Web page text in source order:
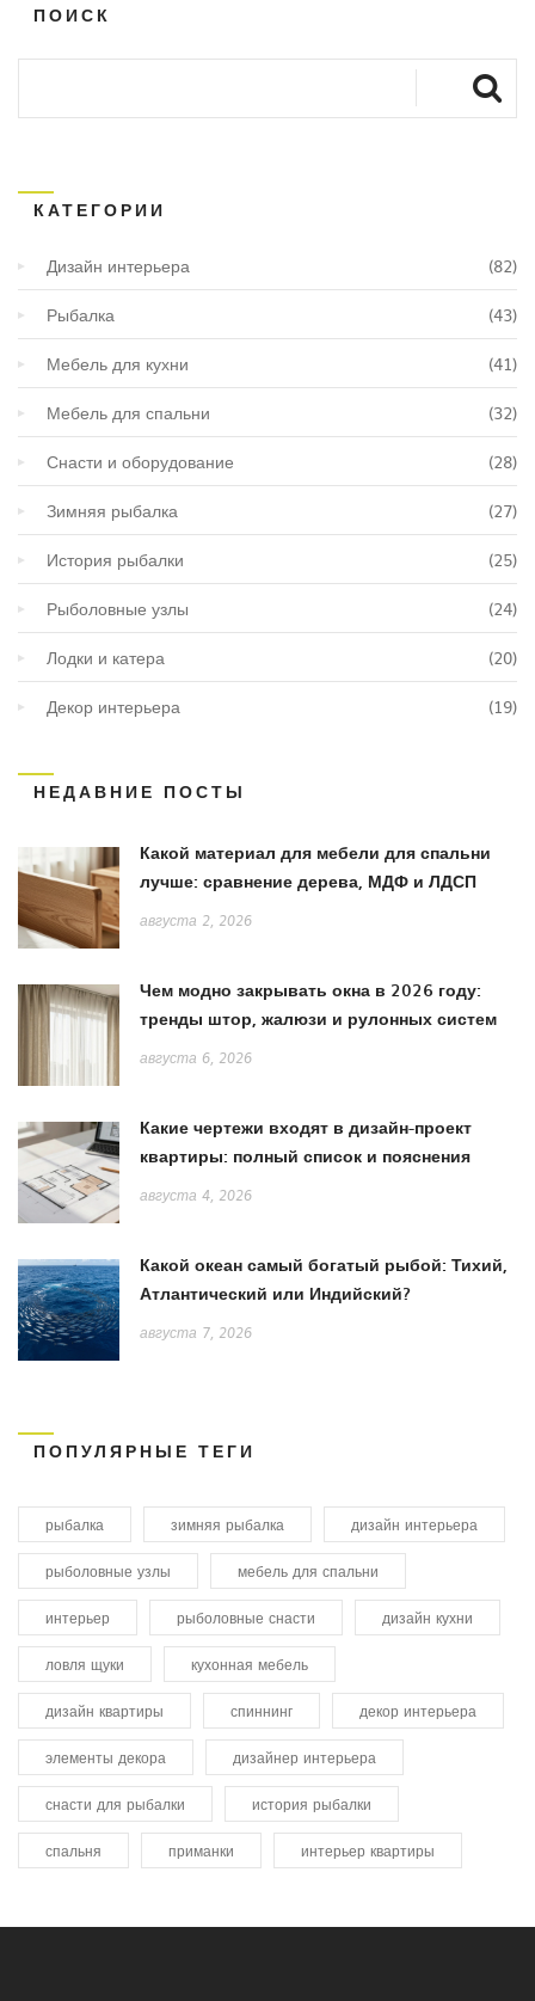
ПОИСК
КАТЕГОРИИ
Дизайн интерьера (82)
Рыбалка (43)
Мебель для кухни (41)
Мебель для спальни (32)
Снасти и оборудование (28)
Зимняя рыбалка (27)
История рыбалки (25)
Рыболовные узлы (24)
Лодки и катера (20)
Декор интерьера (19)
НЕДАВНИЕ ПОСТЫ
Какой материал для мебели для спальни
лучше: сравнение дерева, МДФ и ЛДСП
августа 2, 2026
Чем модно закрывать окна в 2026 году:
тренды штор, жалюзи и рулонных систем
августа 6, 2026
Какие чертежи входят в дизайн-проект
квартиры: полный список и пояснения
августа 4, 2026
Какой океан самый богатый рыбой: Тихий,
Атлантический или Индийский?
августа 7, 2026
ПОПУЛЯРНЫЕ ТЕГИ
рыбалка зимняя рыбалка дизайн интерьера
рыболовные узлы мебель для спальни
интерьер рыболовные снасти дизайн кухни
ловля щуки кухонная мебель
дизайн квартиры спиннинг декор интерьера
элементы декора дизайнер интерьера
снасти для рыбалки история рыбалки
спальня приманки интерьер квартиры